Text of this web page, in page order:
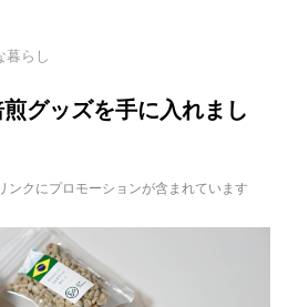
暮らし
グッズを手に入れまし
クにプロモーションが含まれています